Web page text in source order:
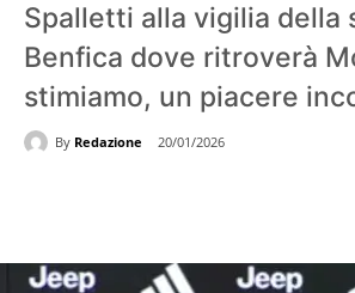
Spalletti alla vigilia della
Benfica dove ritroverà
stimiamo, un piacere
By Redazione 20/01/2026